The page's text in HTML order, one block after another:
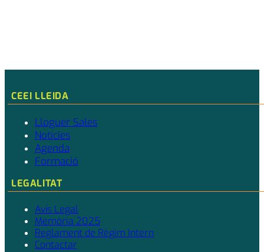
CEEI LLEIDA
Lloguer Sales
Notícies
Agenda
Formació
LEGALITAT
Avís Legal
Memòria 2025
Reglament de Règim Intern
Contactar